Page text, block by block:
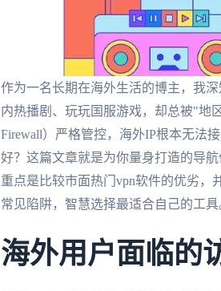
作为一名长期在海外生活的博主，我
内热播剧、玩玩国服游戏，却总被"地
Firewall）严格管控，海外IP根本无法
好？这篇文章就是为你量身打造的导
重点是比较市面热门vpn软件的优劣，
常见陷阱，智慧选择最适合自己的工具
海外用户面临的